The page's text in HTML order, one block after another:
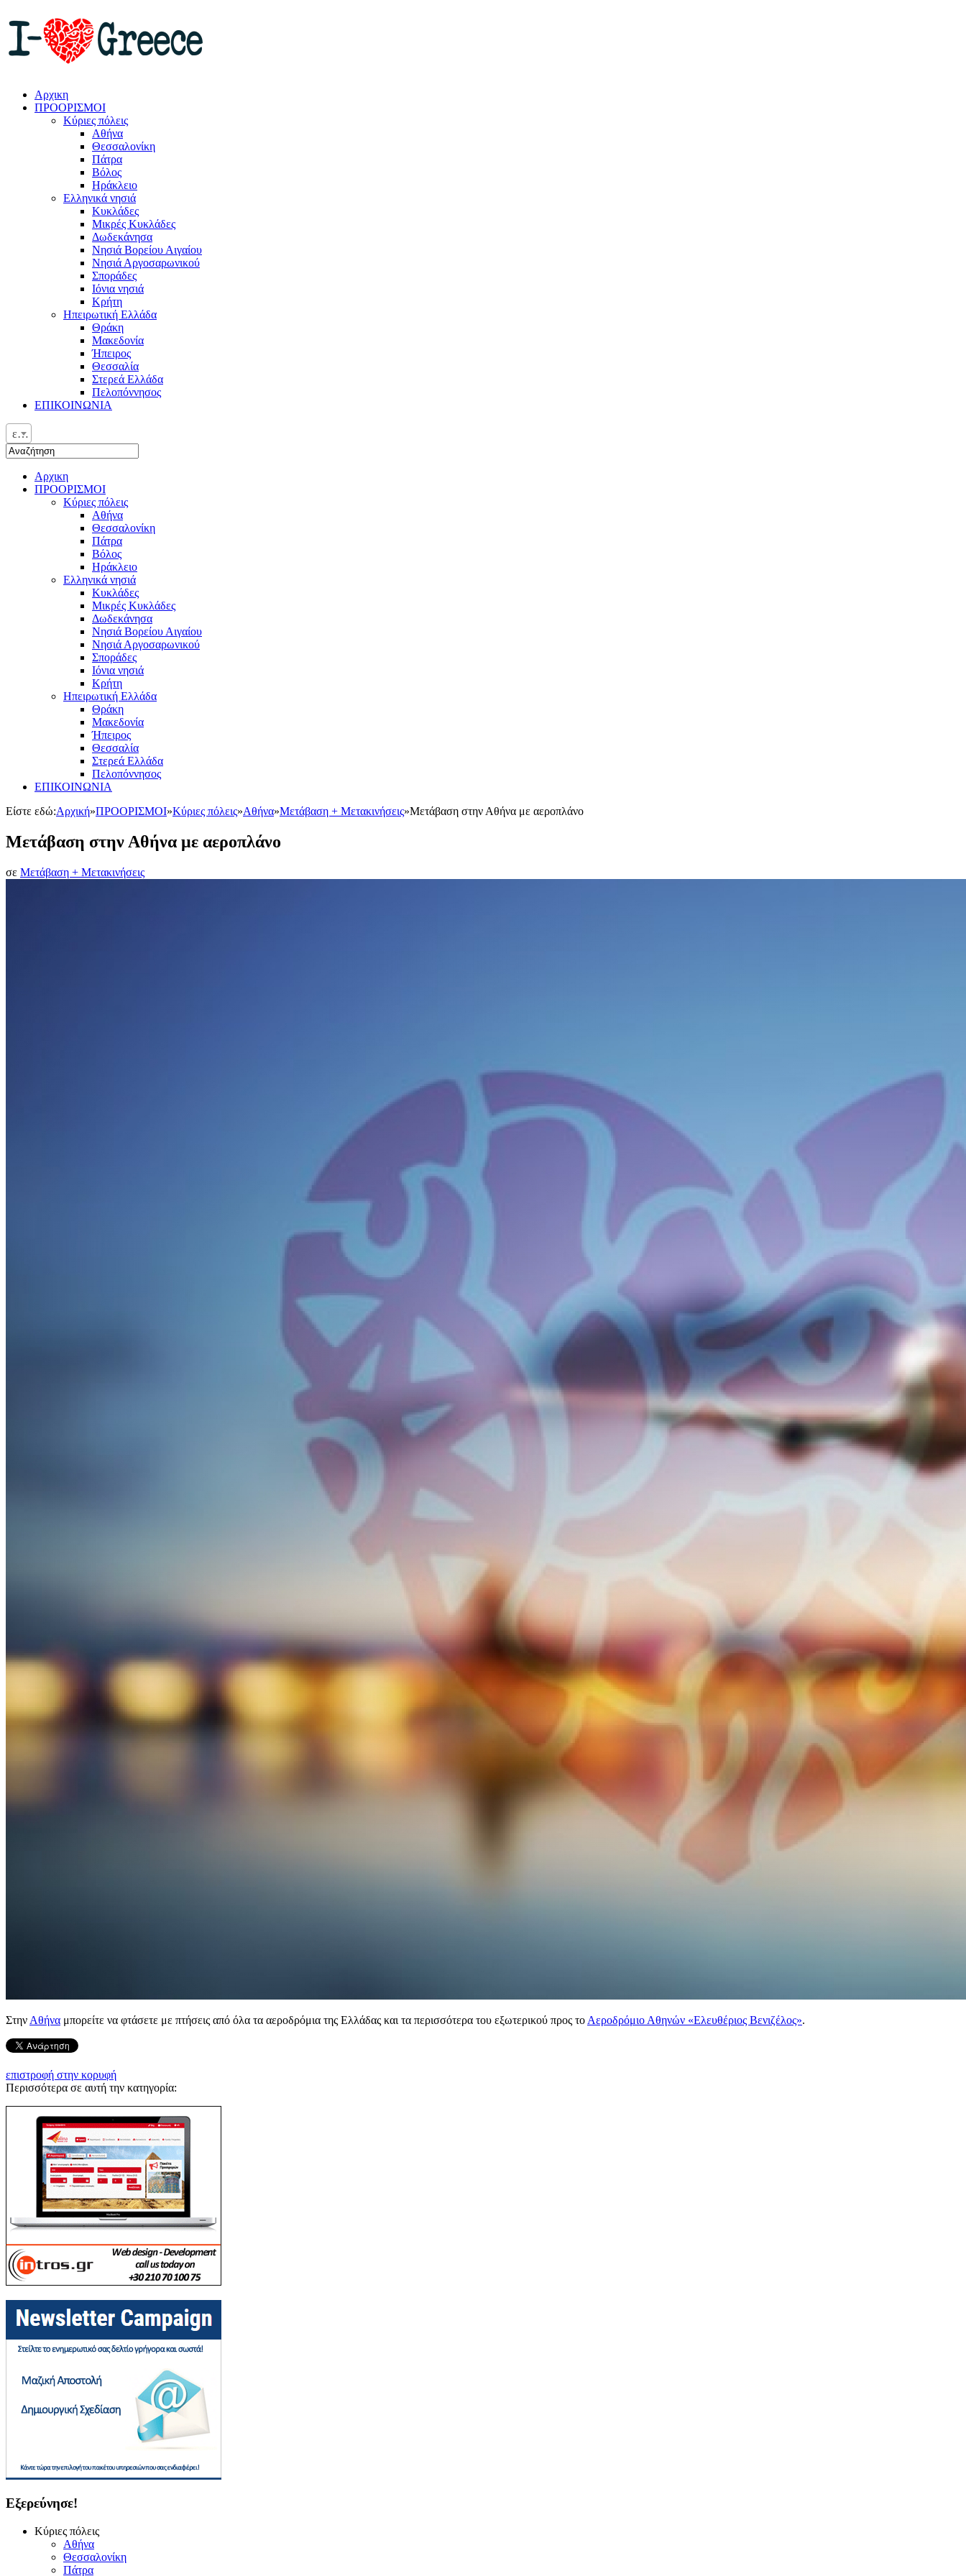
Αρχικη
ΠΡΟΟΡΙΣΜΟΙ
Κύριες πόλεις
Αθήνα
Θεσσαλονίκη
Πάτρα
Βόλος
Ηράκλειο
Ελληνικά νησιά
Κυκλάδες
Μικρές Κυκλάδες
Δωδεκάνησα
Νησιά Βορείου Αιγαίου
Νησιά Αργοσαρωνικού
Σποράδες
Ιόνια νησιά
Κρήτη
Ηπειρωτική Ελλάδα
Θράκη
Μακεδονία
Ήπειρος
Θεσσαλία
Στερεά Ελλάδα
Πελοπόννησος
ΕΠΙΚΟΙΝΩΝΙΑ
ελ
Αρχικη
ΠΡΟΟΡΙΣΜΟΙ
Κύριες πόλεις
Αθήνα
Θεσσαλονίκη
Πάτρα
Βόλος
Ηράκλειο
Ελληνικά νησιά
Κυκλάδες
Μικρές Κυκλάδες
Δωδεκάνησα
Νησιά Βορείου Αιγαίου
Νησιά Αργοσαρωνικού
Σποράδες
Ιόνια νησιά
Κρήτη
Ηπειρωτική Ελλάδα
Θράκη
Μακεδονία
Ήπειρος
Θεσσαλία
Στερεά Ελλάδα
Πελοπόννησος
ΕΠΙΚΟΙΝΩΝΙΑ
Είστε εδώ:Αρχική»ΠΡΟΟΡΙΣΜΟΙ»Κύριες πόλεις»Αθήνα»Μετάβαση + Μετακινήσεις»Μετάβαση στην Αθήνα με αεροπλάνο
Μετάβαση στην Αθήνα με αεροπλάνο
σε Μετάβαση + Μετακινήσεις
Στην Αθήνα μπορείτε να φτάσετε με πτήσεις από όλα τα αεροδρόμια της Ελλάδας και τα περισσότερα του εξωτερικού προς το Αεροδρόμιο Αθηνών «Ελευθέριος Βενιζέλος».
επιστροφή στην κορυφή
Περισσότερα σε αυτή την κατηγορία:
Εξερεύνησε!
Κύριες πόλεις
Αθήνα
Θεσσαλονίκη
Πάτρα